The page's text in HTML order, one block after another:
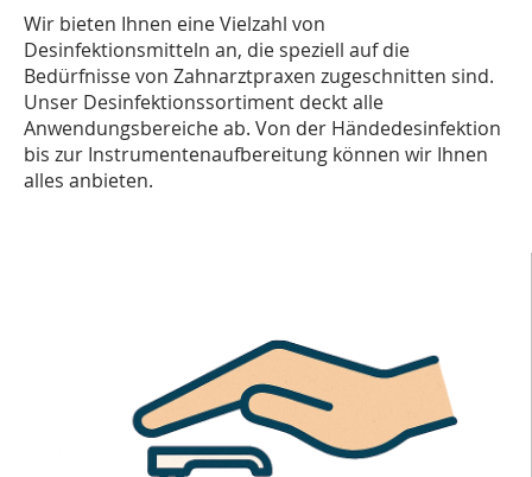
Wir bieten Ihnen eine Vielzahl von
Desinfektionsmitteln an, die speziell auf die
Bedürfnisse von Zahnarztpraxen zugeschnitten sind.
Unser Desinfektionssortiment deckt alle
Anwendungsbereiche ab. Von der Händedesinfektion
bis zur Instrumentenaufbereitung können wir Ihnen
alles anbieten.